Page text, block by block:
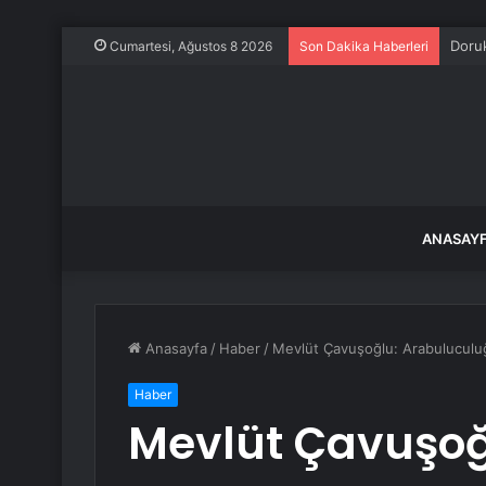
Cumartesi, Ağustos 8 2026 Son Dakika Haberleri
Anasayfa / Haber / Mevlüt Çavuşoğlu:
Haber
Mevlüt